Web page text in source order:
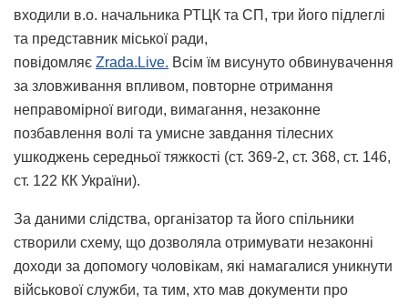
входили в.о. начальника РТЦК та СП, три його підлеглі
та представник міської ради,
повідомляє Zrada.Live. Всім їм висунуто обвинувачення
за зловживання впливом, повторне отримання
неправомірної вигоди, вимагання, незаконне
позбавлення волі та умисне завдання тілесних
ушкоджень середньої тяжкості (ст. 369-2, ст. 368, ст. 146,
ст. 122 КК України).
За даними слідства, організатор та його спільники
створили схему, що дозволяла отримувати незаконні
доходи за допомогу чоловікам, які намагалися уникнути
військової служби, та тим, хто мав документи про